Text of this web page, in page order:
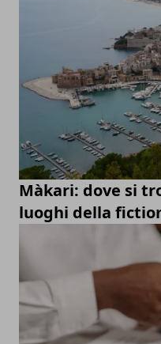
Màkari: dove si
luoghi della